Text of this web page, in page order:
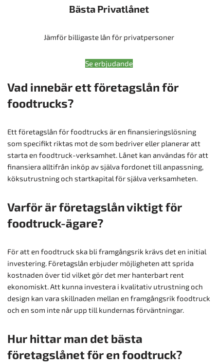
Bästa Privatlånet
Jämför billigaste lån för privatpersoner
Se erbjudande
Vad innebär ett företagslån för
foodtrucks?
Ett företagslån för foodtrucks är en finansieringslösning
som specifikt riktas mot de som bedriver eller planerar att
starta en foodtruck-verksamhet. Lånet kan användas för att
finansiera alltifrån inköp av själva fordonet till anpassning,
köksutrustning och startkapital för själva verksamheten.
Varför är företagslån viktigt för
foodtruck-ägare?
För att en foodtruck ska bli framgångsrik krävs det en initial
investering. Företagslån erbjuder möjligheten att sprida
kostnaden över tid vilket gör det mer hanterbart rent
ekonomiskt. Att kunna investera i kvalitativ utrustning och
design kan vara skillnaden mellan en framgångsrik foodtruck
och en som inte når upp till kundernas förväntningar.
Hur hittar man det bästa
företagslånet för en foodtruck?